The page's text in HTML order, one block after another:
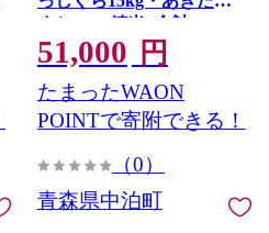
まち5kg (精米) 合計20kg
【長幸】 白米 米 お米 おこ
め コメ 精米 ご飯 ごはん
特A 小分け 青森県 中泊町
おすすめ F6N-316
51,000 円
たまったWAON
POINTで寄附できる！
（0）
青森県中泊町